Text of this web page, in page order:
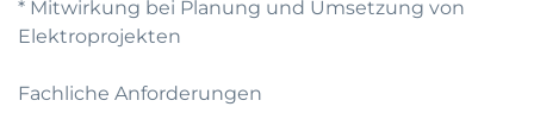
* Mitwirkung bei Planung und Umsetzung von
Elektroprojekten
Fachliche Anforderungen